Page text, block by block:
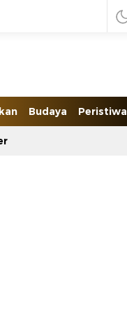
Budaya Peristiwa